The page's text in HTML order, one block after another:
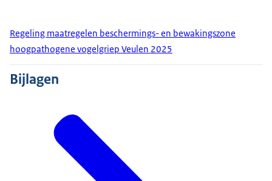
Regeling maatregelen beschermings- en bewakingszone
hoogpathogene vogelgriep Veulen 2025
Bijlagen